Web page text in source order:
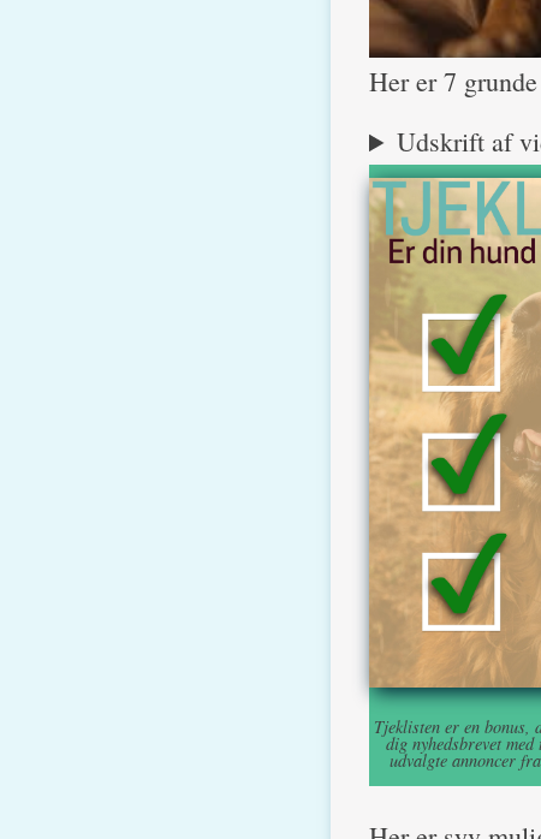
Her er 7
Udskrift af
Tjeklisten er en
dig nyhedsbrevet
udvalgte annoncer